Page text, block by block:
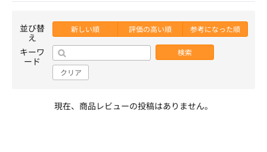
並び替
え
新しい順 評価の高い順 参考になった順
キーワ
ード
検索
クリア
現在、商品レビューの投稿はありません。